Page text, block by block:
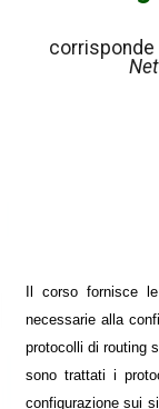
corrisponde
Il corso fornisce
necessarie alla
protocolli di routing
sono trattati i
configurazione sui